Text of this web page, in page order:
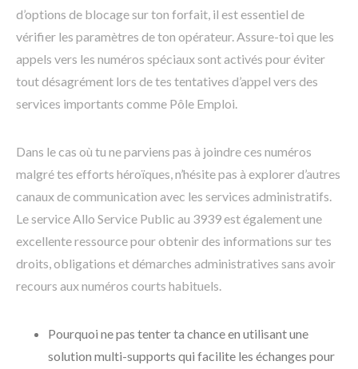
d’options de blocage sur ton forfait, il est essentiel de
vérifier les paramètres de ton opérateur. Assure-toi que les
appels vers les numéros spéciaux sont activés pour éviter
tout désagrément lors de tes tentatives d’appel vers des
services importants comme Pôle Emploi.
Dans le cas où tu ne parviens pas à joindre ces numéros
malgré tes efforts héroïques, n’hésite pas à explorer d’autres
canaux de communication avec les services administratifs.
Le service Allo Service Public au 3939 est également une
excellente ressource pour obtenir des informations sur tes
droits, obligations et démarches administratives sans avoir
recours aux numéros courts habituels.
Pourquoi ne pas tenter ta chance en utilisant une
solution multi-supports qui facilite les échanges pour